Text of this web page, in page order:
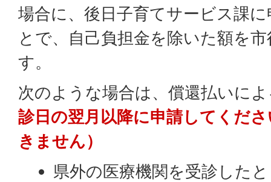
場合に、後日子育てサービス課
とで、自己負担金を除いた額を
す。
次のような場合は、償還払いに
診日の翌月以降に申請してくだ
きません）
県外の医療機関を受診した